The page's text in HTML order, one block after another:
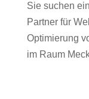
Sie suchen
Partner für
Optimierung
im Raum